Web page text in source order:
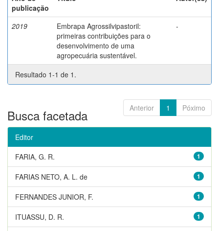
publicação
2019
Embrapa Agrossilvipastoril:
primeiras contribuições para o
desenvolvimento de uma
agropecuária sustentável.
-
Resultado 1-1 de 1.
Anterior 1 Póximo
Busca facetada
Editor
1
FARIA, G. R.
1
FARIAS NETO, A. L. de
1
FERNANDES JUNIOR, F.
1
ITUASSU, D. R.